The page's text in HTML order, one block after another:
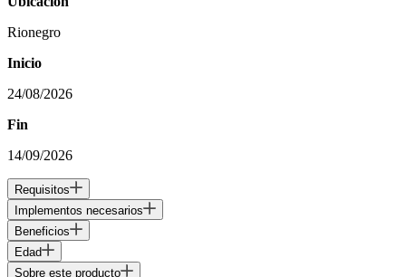
Rionegro
Inicio
24/08/2026
Fin
14/09/2026
Requisitos
Implementos necesarios
Beneficios
Edad
Sobre este producto